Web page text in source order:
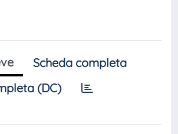
Scheda completa
(DC)